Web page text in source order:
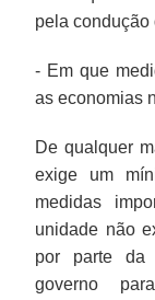
pela condução
- Em que
as economias
De qualquer
exige um
medidas
unidade não
por parte da
governo